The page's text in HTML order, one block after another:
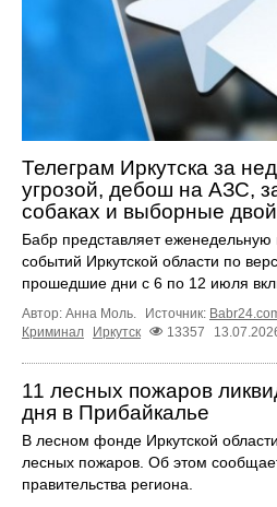
Телеграм Иркутска за
угрозой, дебош на АЗС,
собаках и выборные
Бабр представляет еженедельную
событий Иркутской области по
прошедшие дни с 6 по 12 июля
Автор: Анна Моль. Источник:
Криминал
Иркутск 13357
11 лесных пожаров
дня в Прибайкалье
В лесном фонде Иркутской
лесных пожаров. Об этом
правительства региона.